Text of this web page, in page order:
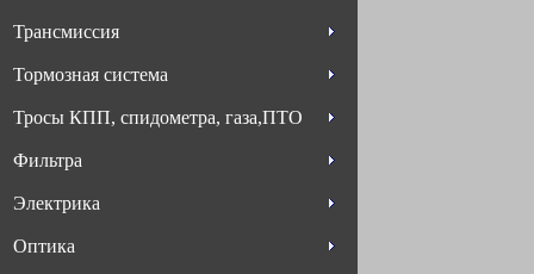
Трансмиссия
Тормозная система
Тросы КПП, спидометра, газа,ПТО
Фильтра
Электрика
Оптика